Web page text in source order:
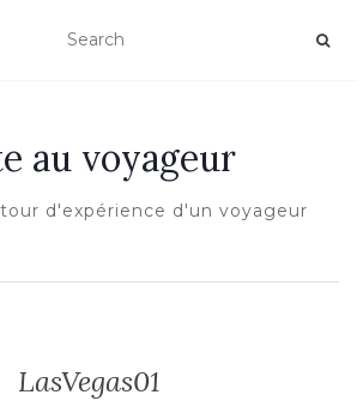
LA NAVIGATION
au voyageur
d'expérience d'un voyageur
LasVegas01